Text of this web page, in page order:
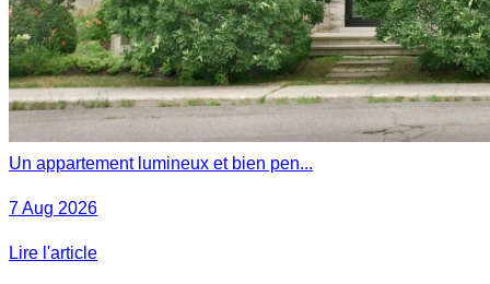
Un appartement lumineux et bien pen...
7 Aug 2026
Lire l'article